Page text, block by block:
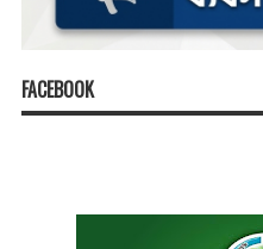
FACEBOOK